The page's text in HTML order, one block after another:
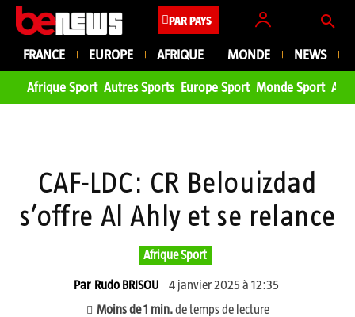
PAR PAYS
FRANCE EUROPE AFRIQUE MONDE NEWS
Afrique Sport Autres Sports Europe Sport Monde Sport
CAF-LDC: CR Belouizdad
s’offre Al Ahly et se relance
Afrique Sport
Par Rudo BRISOU
4 janvier 2025 à 12:35
Moins de 1 min. de temps de lecture